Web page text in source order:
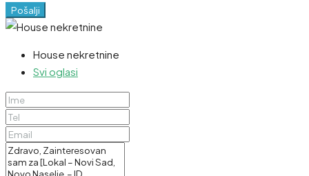
Pošalji
House nekretnine
Svi oglasi